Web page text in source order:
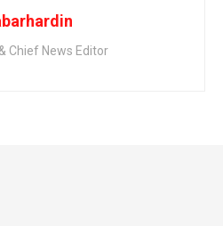
Chief News Editor